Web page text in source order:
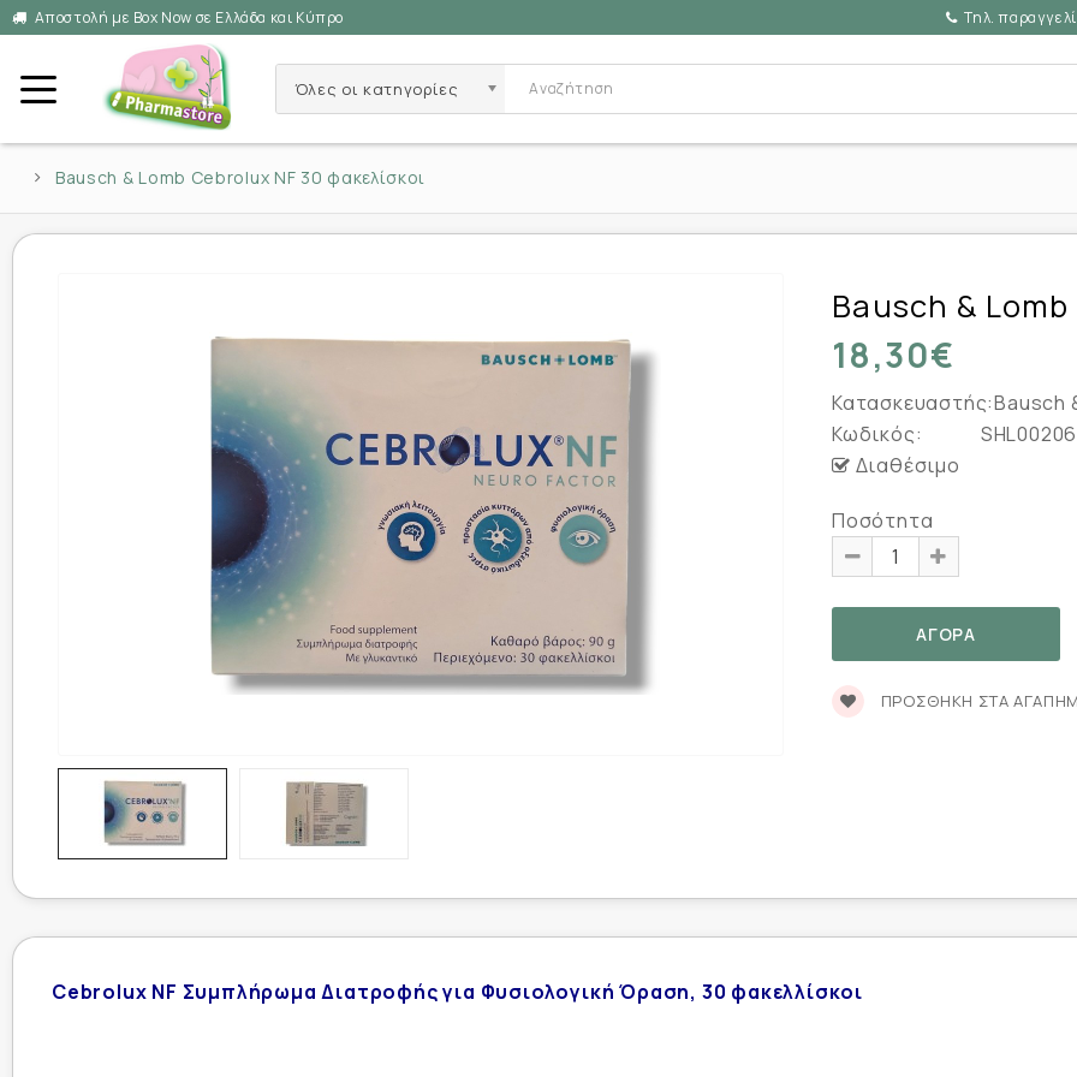
Αποστολή με Box Now σε Ελλάδα και Κύπρο Τηλ.
Όλες οι κατηγορίες
Bausch & Lomb Cebrolux NF 30 φακελίσκοι
Bausch &
18,30€
Κατασκευαστής:Bausch
Κωδικός:
Διαθέσιμο
Ποσότητα
ΠΡΟΣΘΉΚΗ ΣΤΑ
Cebrolux NF Συμπλήρωμα Διατροφής για Φυσιολογική Όραση, 30 φακελλίσκοι